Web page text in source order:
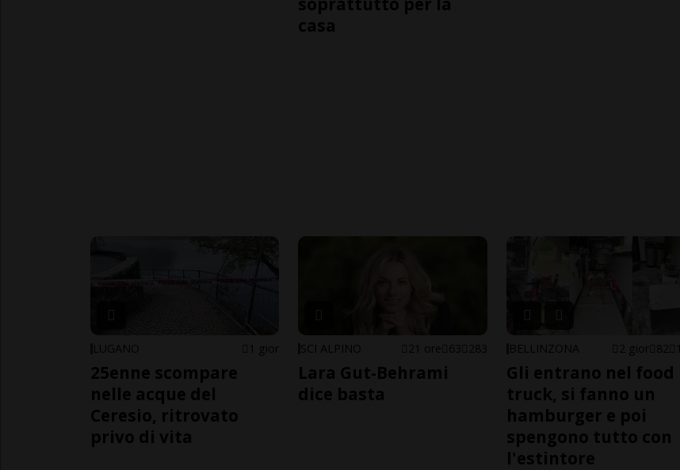
casa
LUGANO 1 gior
25enne scompare
nelle acque del
Ceresio, ritrovato
privo di vita
SCI ALPINO 21 ore 63 283
Lara Gut-Behrami
dice basta
BELLINZONA 2 gior 82
Gli entrano nel food
truck, si fanno un
hamburger e poi
spengono tutto con
l'estintore